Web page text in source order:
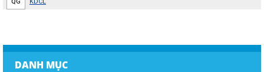
DANH MỤC